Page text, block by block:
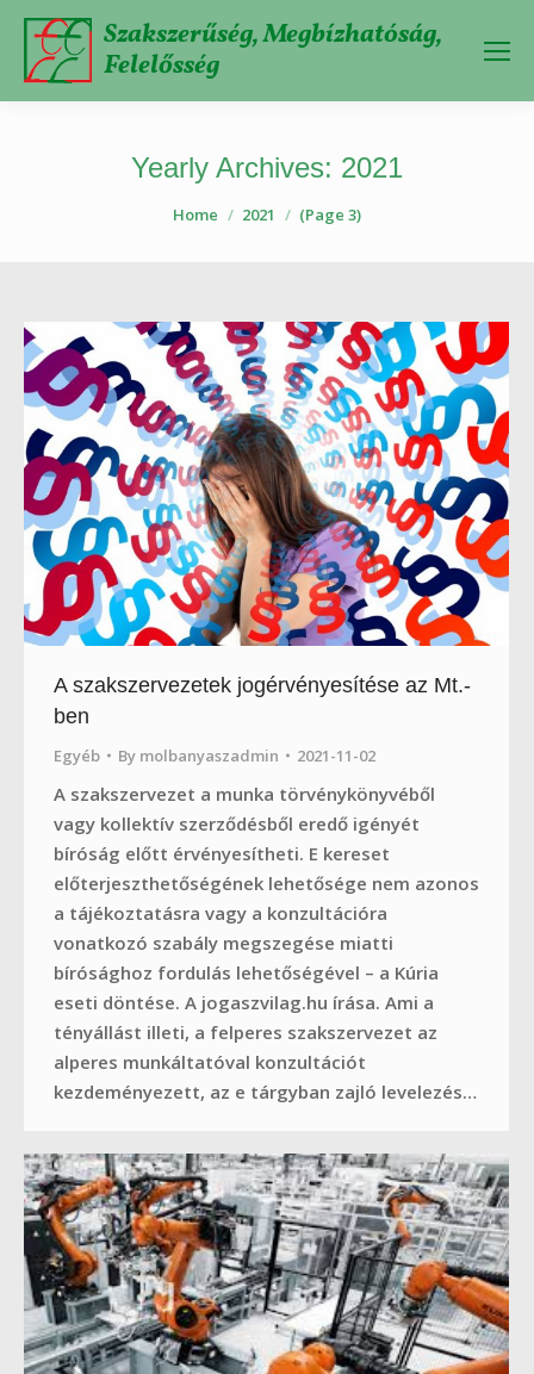
Szakszerűség, Megbízhatóság,
Felelősség
Yearly Archives: 2021
Home 2021 (Page 3)
A szakszervezetek jogérvényesítése az Mt.-
ben
Egyéb By molbanyaszadmin 2021-11-02
A szakszervezet a munka törvénykönyvéből
vagy kollektív szerződésből eredő igényét
bíróság előtt érvényesítheti. E kereset
előterjeszthetőségének lehetősége nem azonos
a tájékoztatásra vagy a konzultációra
vonatkozó szabály megszegése miatti
bírósághoz fordulás lehetőségével – a Kúria
eseti döntése. A jogaszvilag.hu írása. Ami a
tényállást illeti, a felperes szakszervezet az
alperes munkáltatóval konzultációt
kezdeményezett, az e tárgyban zajló levelezés…